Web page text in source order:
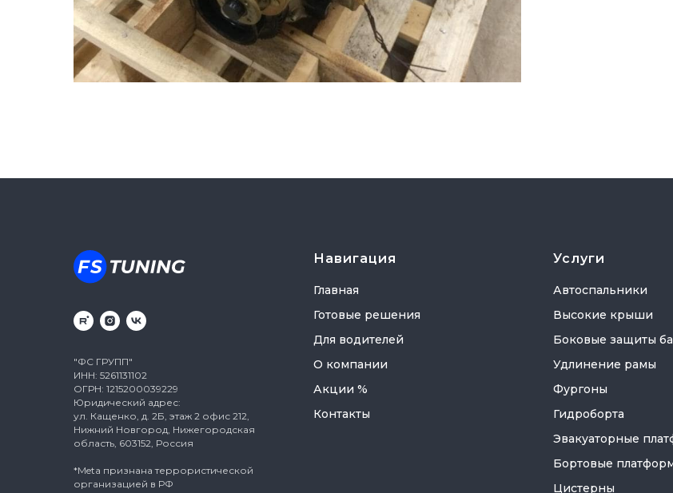
"ФС ГРУПП"
ИНН: 5261131102
ОГРН: 1215200039229
Юридический адрес:
ул. Кащенко, д. 2Б, этаж 2 офис 212,
Нижний Новгород, Нижегородская
область, 603152, Россия
*Meta признана террористической
организацией в РФ
Навигация
Главная
Готовые решения
Для водителей
О компании
Акции %
Контакты
Услуги
Автоспальники
Высокие крыши
Боковые защиты
Удлинение рамы
Фургоны
Гидроборта
Эвакуаторные
Бортовые
Цистерны